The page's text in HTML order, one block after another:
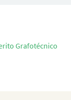
Grafotécnico